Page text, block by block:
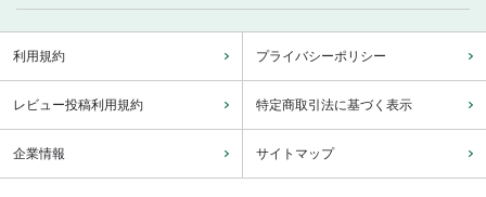
利用規約 プライバシーポリシー
レビュー投稿利用規約 特定商取引法に基づく表示
企業情報 サイトマップ